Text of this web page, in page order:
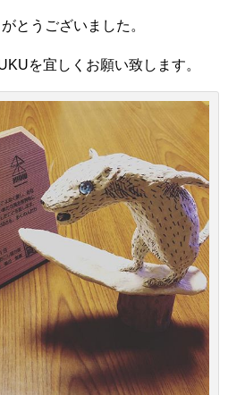
とうございました。
を宜しくお願い致します。